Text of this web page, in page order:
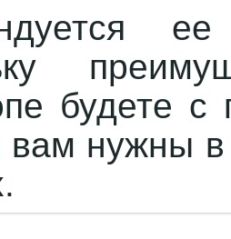
будете с
вам нужны в